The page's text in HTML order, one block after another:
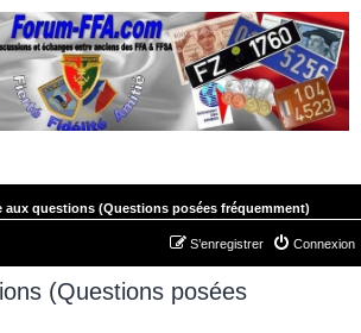
aux questions (Questions posées fréquemment)
Connexion
S’enregistrer
(Questions posées